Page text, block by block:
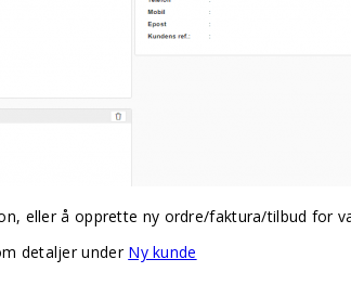
eller å opprette ny ordre/faktura/tilbud for
detaljer under Ny kunde